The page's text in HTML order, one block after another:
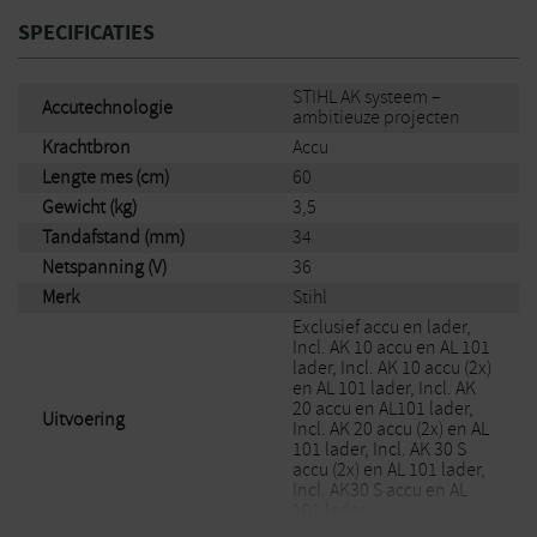
kunt u het anti-verstoppingssysteem starten door gewoon op de
hoofdschakelaar te drukken, waardoor de maaimessen weer vrij
antivibratiesysteem vermindert de trillingen aan de
handgrepen en beschermt zo uw spieren en gewrichten. Zo kunt
u ook langere tijd comfortabel werken.
Bij het knippen, ook dicht bij de grond, wordt het mes van de
heggenschaar aan de voorzijde beschermd door de
vastgeschroefde geleider.
De HSA 60 snoerloze heggenschaar heeft een snijlengte van 60
cm.
Krachtige snoerloze heggenschaar voor hoge snijprestaties
Voor het snoeien van struiken en heggen in particulier
Nauwkeurig dankzij lasergesneden, diamantgeslepen en
Optimale grip op takken door druppelvormige messen
SPECIFICATIES
Accutechnologie
STIHL AK systeem –
ambitieuze projecten
Krachtbron
Accu
Lengte mes (cm)
60
Gewicht (kg)
3,5
Tandafstand (mm)
34
Netspanning (V)
36
Merk
Stihl
Uitvoering
Exclusief accu en lader,
Incl. AK 10 accu en AL 101
lader, Incl. AK 10 accu (2x)
en AL 101 lader, Incl. AK
20 accu en AL101 lader,
Incl. AK 20 accu (2x) en AL
101 lader, Incl. AK 30 S
accu (2x) en AL 101 lader,
Incl. AK30 S accu en AL